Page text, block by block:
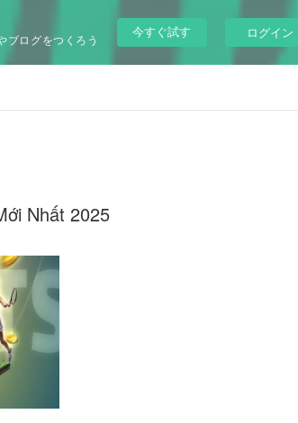
ブログをつくろう
今すぐ試す ログイン
Nhất 2025